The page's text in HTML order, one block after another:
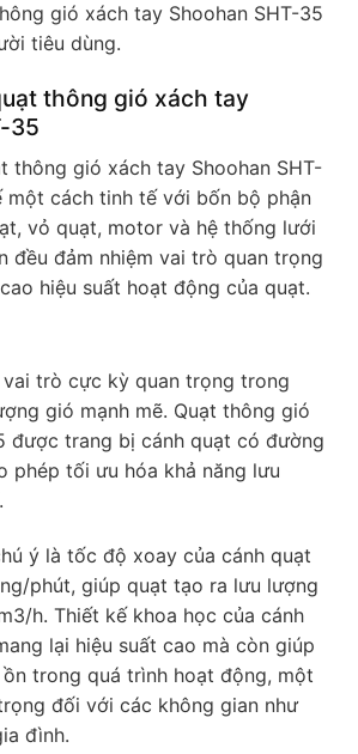
gió xách tay Shoohan SHT-35
tiêu dùng.
thông gió xách tay
35
thông gió xách tay Shoohan SHT-
cách tinh tế với bốn bộ phận
vỏ quạt, motor và hệ thống lưới
đều đảm nhiệm vai trò quan trọng
hiệu suất hoạt động của quạt.
trò cực kỳ quan trọng trong
gió mạnh mẽ. Quạt thông gió
được trang bị cánh quạt có đường
phép tối ưu hóa khả năng lưu
ý là tốc độ xoay của cánh quạt
phút, giúp quạt tạo ra lưu lượng
h. Thiết kế khoa học của cánh
lại hiệu suất cao mà còn giúp
trong quá trình hoạt động, một
đối với các không gian như
đình.